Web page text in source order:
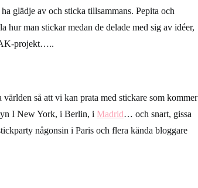
glädje av och sticka tillsammans. Pepita och
man stickar medan de delade med sig av idéer,
projekt…..
världen så att vi kan prata med stickare som kommer
I New York, i Berlin, i Madrid… och snart, gissa
någonsin i Paris och flera kända bloggare